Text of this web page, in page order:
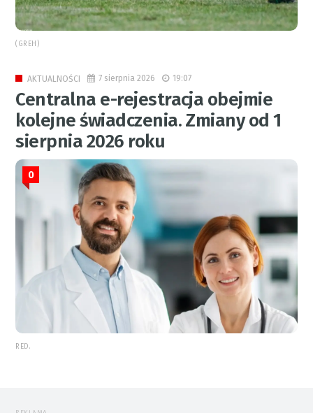
(GREH)
AKTUALNOŚCI 7 sierpnia 2026 19:07
Centralna e-rejestracja obejmie
kolejne świadczenia. Zmiany od 1
sierpnia 2026 roku
0
RED.